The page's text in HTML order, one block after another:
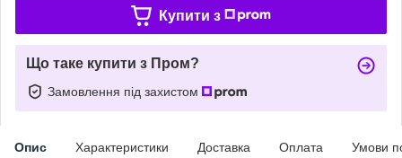
Купити з
Що таке купити з Пром?
Замовлення під захистом
Опис Характеристики Доставка Оплата Умови